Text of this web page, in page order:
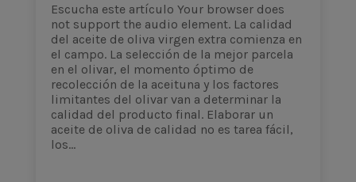
Escucha este artículo Your browser does
not support the audio element. La calidad
del aceite de oliva virgen extra comienza en
el campo. La selección de la mejor parcela
en el olivar, el momento óptimo de
recolección de la aceituna y los factores
limitantes del olivar van a determinar la
calidad del producto final. Elaborar un
aceite de oliva de calidad no es tarea fácil,
los...